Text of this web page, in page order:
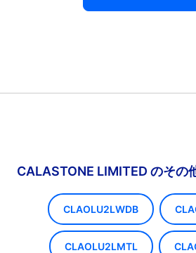
CALASTONE LIMITED のその
CLAOLU2LWDB
CLAOLU2LMTL